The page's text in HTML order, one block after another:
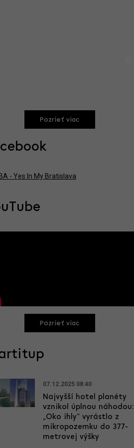
Pozrieť viac
- Yes In My Bratislava
Pozrieť viac
07.12.2025 08:40
Najvyšší hotel planéty
vznikol úplnou náhodou:
„Oko ihly“ vyrástlo z
mikropozemku do 377-
metrovej výšky